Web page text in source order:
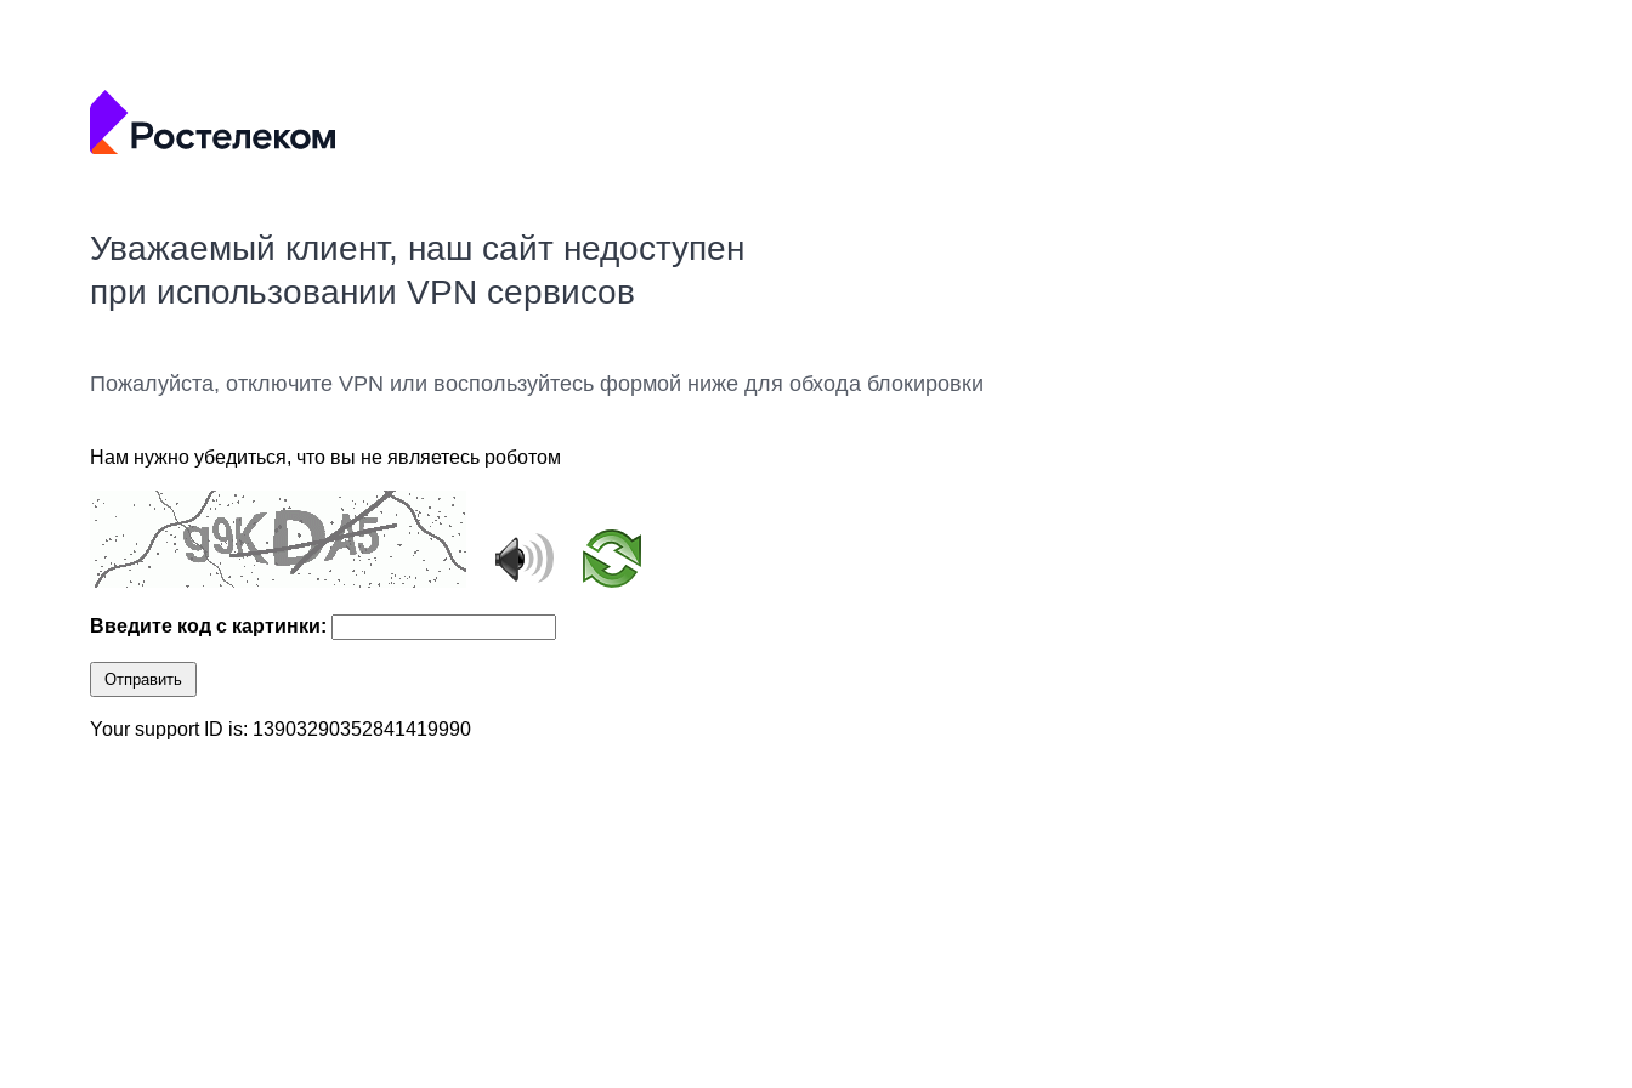
Уважаемый клиент, наш сайт недоступен
при использовании VPN сервисов
Пожалуйста, отключите VPN или воспользуйтесь формой ниже для обхода блокировки
Нам нужно убедиться, что вы не являетесь роботом
Введите код с картинки:
Отправить
Your support ID is: 13903290352841419990